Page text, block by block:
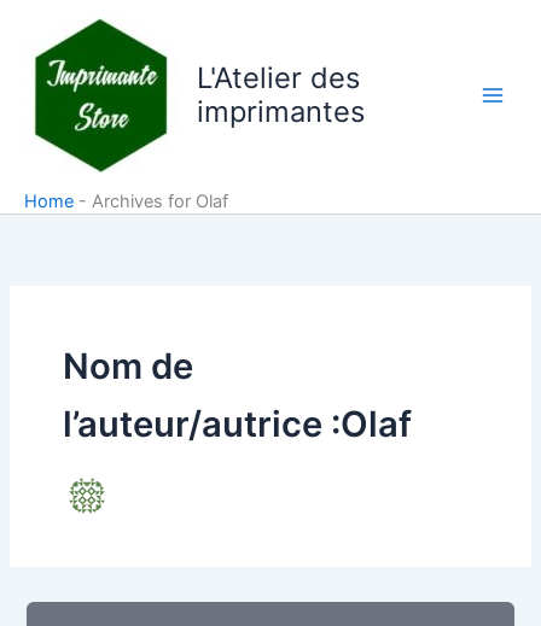
contenu
L'Atelier des
imprimantes
Home - Archives for Olaf
Nom de
l’auteur/autrice :Olaf